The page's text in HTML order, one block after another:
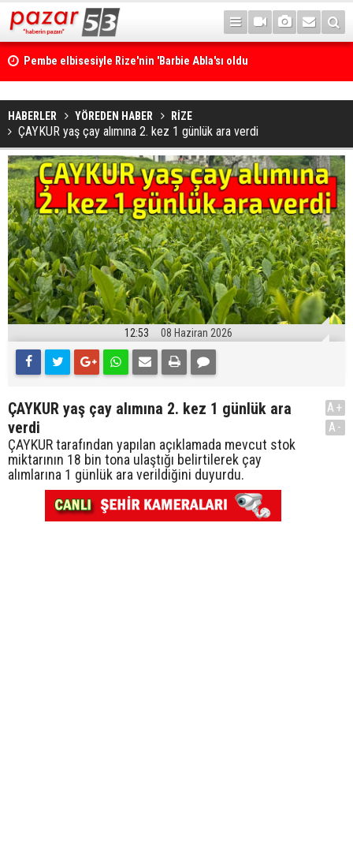
Pembe elbisesiyle Rize'nin 'Barbie Abla'sı oldu
HABERLER YÖREDEN HABER RİZE
ÇAYKUR yaş çay alımına 2. kez 1 günlük ara verdi
12:53 08 Haziran 2026
ÇAYKUR yaş çay alımına 2. kez 1 günlük ara
verdi
ÇAYKUR tarafından yapılan açıklamada mevcut stok
miktarının 18 bin tona ulaştığı belirtilerek çay
alımlarına 1 günlük ara verildiğini duyurdu.
A+
A-